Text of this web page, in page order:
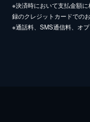
※決済時において支払金額
録のクレジットカードでの
※通話料、SMS通信料、オ